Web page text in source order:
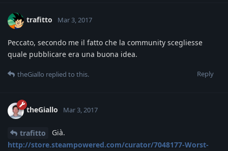
trafitto Mar 3, 2017
Peccato, secondo me il fatto che la community scegliesse
quale pubblicare era una buona idea.
Reply
theGiallo replied to this.
theGiallo Mar 3, 2017
trafitto
Già.
http://store.steampowered.com/curator/7048177-Worst-